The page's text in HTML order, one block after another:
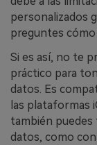
personalizados
preguntes
Si es así, no te
práctico para
datos. Es
las plataformas
también
datos, como